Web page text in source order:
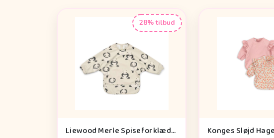
28% tilbud
Liewood Merle Spiseforklæde - Panda/Sandy